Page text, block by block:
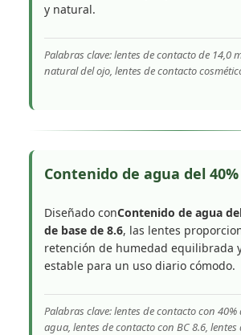
y natural.
Palabras clave: lentes de contacto de 14,0
natural del ojo, lentes de contacto
Contenido de agua del 40%
Diseñado conContenido de agua
de base de 8.6, las lentes
retención de humedad equilibrada
estable para un uso diario cómodo.
Palabras clave: lentes de contacto con
agua, lentes de contacto con BC 8.6,